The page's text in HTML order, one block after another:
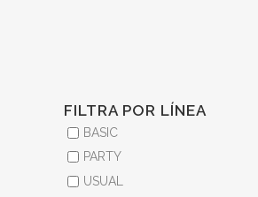
FILTRA POR LÍNEA
BASIC
PARTY
USUAL